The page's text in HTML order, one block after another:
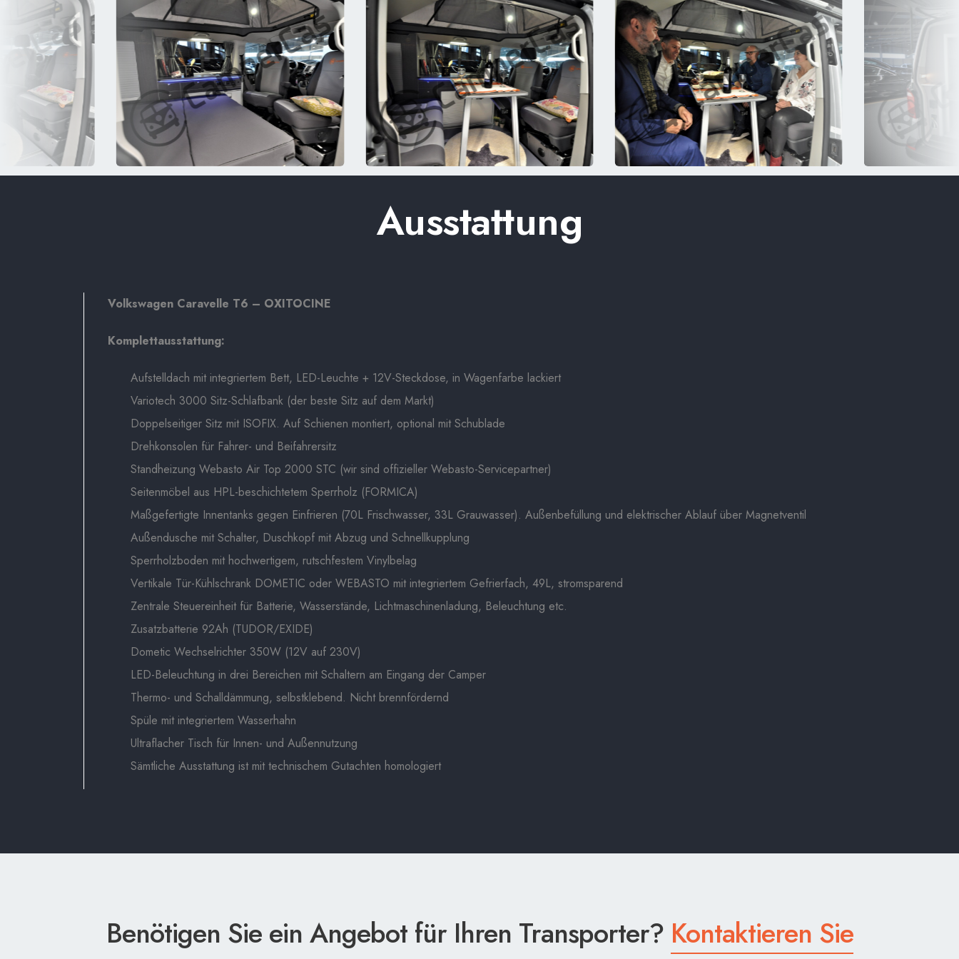
Ausstattung
Volkswagen Caravelle T6 – OXITOCINE
Komplettausstattung:
Aufstelldach mit integriertem Bett, LED-Leuchte + 12V-Steckdose, in Wagenfarbe lackiert
Variotech 3000 Sitz-Schlafbank (der beste Sitz auf dem Markt)
Doppelseitiger Sitz mit ISOFIX. Auf Schienen montiert, optional mit Schublade
Drehkonsolen für Fahrer- und Beifahrersitz
Standheizung Webasto Air Top 2000 STC (wir sind offizieller Webasto-Servicepartner)
Seitenmöbel aus HPL-beschichtetem Sperrholz (FORMICA)
Maßgefertigte Innentanks gegen Einfrieren (70L Frischwasser, 33L Grauwasser). Außenbefüllung und elektrischer Ablauf über Magnetventil
Außendusche mit Schalter, Duschkopf mit Abzug und Schnellkupplung
Sperrholzboden mit hochwertigem, rutschfestem Vinylbelag
Vertikale Tür-Kühlschrank DOMETIC oder WEBASTO mit integriertem Gefrierfach, 49L, stromsparend
Zentrale Steuereinheit für Batterie, Wasserstände, Lichtmaschinenladung, Beleuchtung etc.
Zusatzbatterie 92Ah (TUDOR/EXIDE)
Dometic Wechselrichter 350W (12V auf 230V)
LED-Beleuchtung in drei Bereichen mit Schaltern am Eingang der Camper
Thermo- und Schalldämmung, selbstklebend. Nicht brennfördernd
Spüle mit integriertem Wasserhahn
Ultraflacher Tisch für Innen- und Außennutzung
Sämtliche Ausstattung ist mit technischem Gutachten homologiert
Benötigen Sie ein Angebot für Ihren Transporter? Kontaktieren Sie